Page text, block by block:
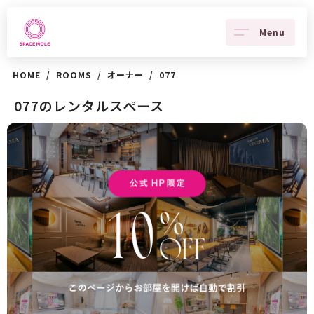
Menu
HOME / ROOMS / オーナー / 077
077のレンタルスペース